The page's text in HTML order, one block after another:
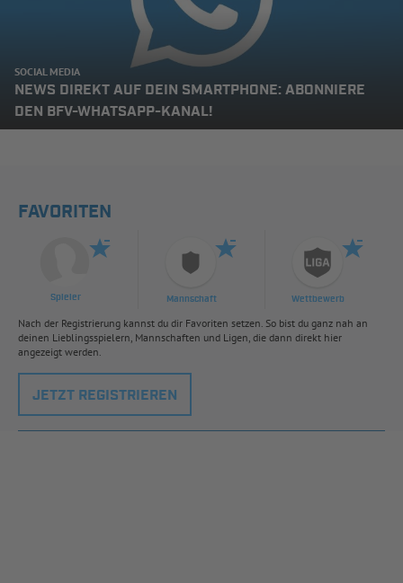
SOCIAL MEDIA
NEWS DIREKT AUF DEIN SMARTPHONE: ABONNIERE
DEN BFV-WHATSAPP-KANAL!
FAVORITEN
Spieler Mannschaft Wettbewerb
Nach der Registrierung kannst du dir Favoriten setzen. So bist du ganz nah an
deinen Lieblingsspielern, Mannschaften und Ligen, die dann direkt hier
angezeigt werden.
JETZT REGISTRIEREN